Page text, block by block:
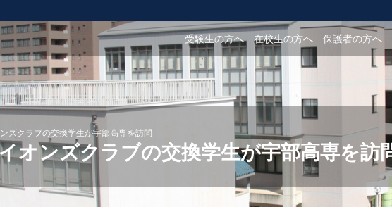
受験生の方へ 在校生の方へ 保護者の方へ
ズクラブの交換学生が宇部高専を訪問
オンズクラブの交換学生が宇部高専を訪